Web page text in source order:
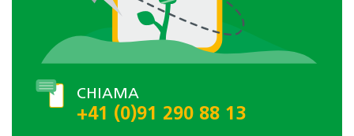
CHIAMA
+41 (0)91 290 88 13